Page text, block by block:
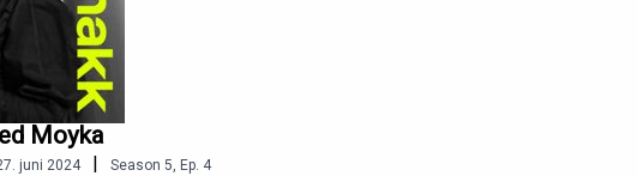
Moyka
juni 2024 | Season 5 Ep. 4